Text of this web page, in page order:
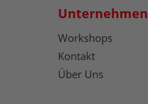
Unternehmen
Workshops
Kontakt
Über Uns